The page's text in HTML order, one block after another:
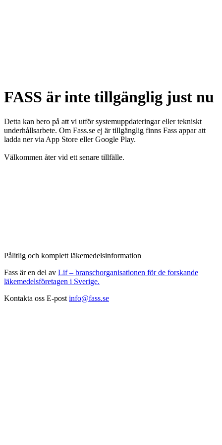
FASS är inte tillgänglig just nu
Detta kan bero på att vi utför systemuppdateringar eller tekniskt
underhållsarbete. Om Fass.se ej är tillgänglig finns Fass appar att
ladda ner via App Store eller Google Play.
Välkommen åter vid ett senare tillfälle.
Pålitlig och komplett läkemedelsinformation
Fass är en del av Lif – branschorganisationen för de forskande
läkemedelsföretagen i Sverige.
Kontakta oss E-post info@fass.se